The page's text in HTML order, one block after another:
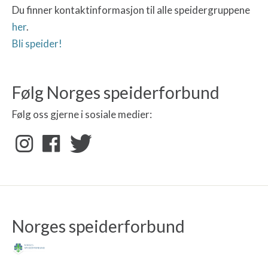
Du finner kontaktinformasjon til alle speidergruppene
her.
Bli speider!
Følg Norges speiderforbund
Følg oss gjerne i sosiale medier:
Norges speiderforbund